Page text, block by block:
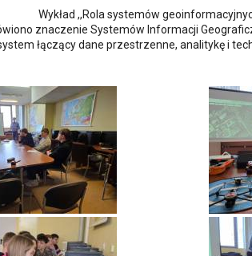
Wykład ,,Rola systemów
znaczenie Systemów Informacji
łączący dane przestrzenne, analitykę i